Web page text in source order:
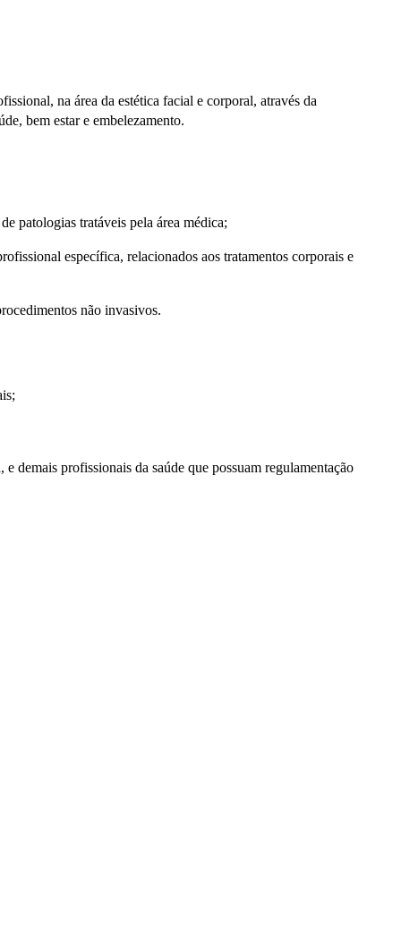
na área da estética facial e corporal, através da
bem estar e embelezamento.
patologias tratáveis pela área médica;
específica, relacionados aos tratamentos corporais e
não invasivos.
demais profissionais da saúde que possuam regulamentação